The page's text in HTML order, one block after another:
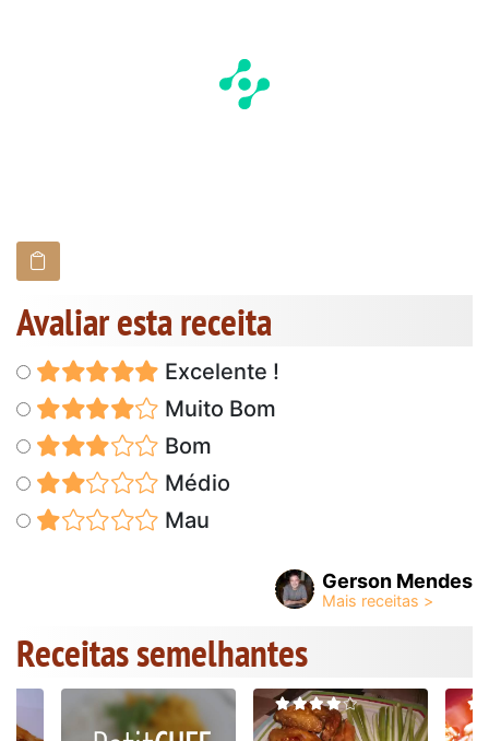
Avaliar esta receita
Excelente !
Muito Bom
Bom
Médio
Mau
Gerson Mendes
Receitas semelhantes